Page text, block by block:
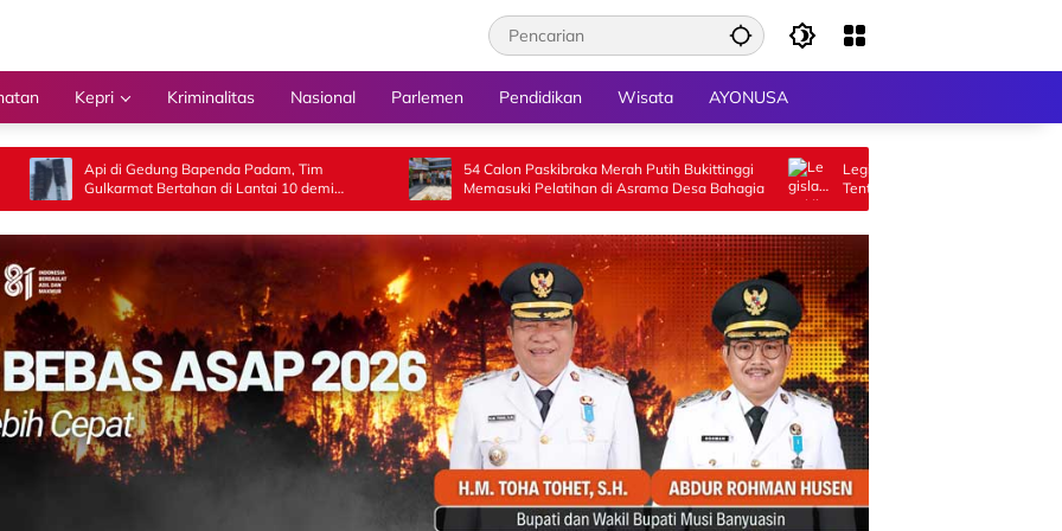
Kepri Kriminalitas Nasional Parlemen Pendidikan Wisata AYONUSA
Gedung Bapenda Padam, Tim
Bertahan di Lantai 10 demi
Tidak Ada Perambatan
‎54 Calon Paskibraka Merah Putih Bukittinggi
Memasuki Pelatihan di Asrama Desa Bahagia
Legislator Hj Aida Gelar Sosialisasi Perda
Tentang Penyelenggaraan Kesejahteraan
Sosial di Limapuluh Kota